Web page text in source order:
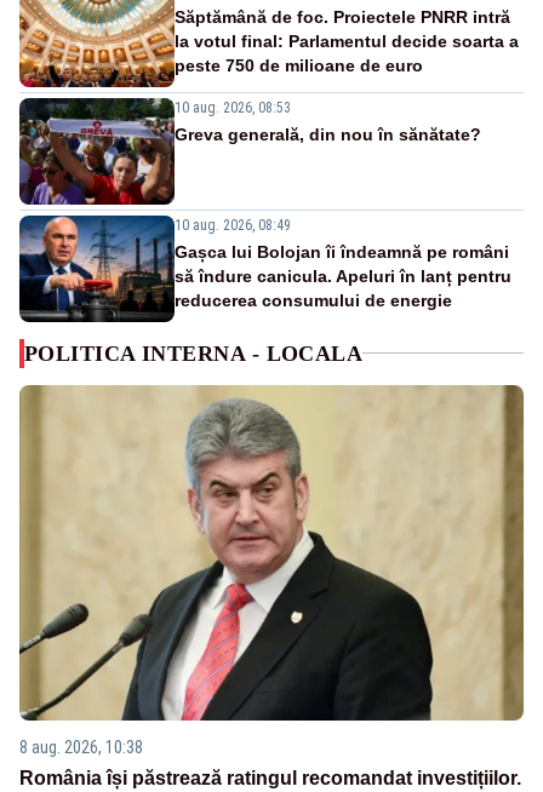
Săptămână de foc. Proiectele PNRR intră
la votul final: Parlamentul decide soarta a
peste 750 de milioane de euro
10 aug. 2026, 08:53
Greva generală, din nou în sănătate?
10 aug. 2026, 08:49
Gașca lui Bolojan îi îndeamnă pe români
să îndure canicula. Apeluri în lanț pentru
reducerea consumului de energie
POLITICA INTERNA - LOCALA
8 aug. 2026, 10:38
România își păstrează ratingul recomandat investițiilor.